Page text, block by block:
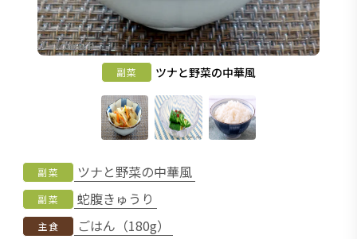
副菜 ツナと野菜の中華風
副菜 ツナと野菜の中華風
副菜 蛇腹きゅうり
主食 ごはん（180g）